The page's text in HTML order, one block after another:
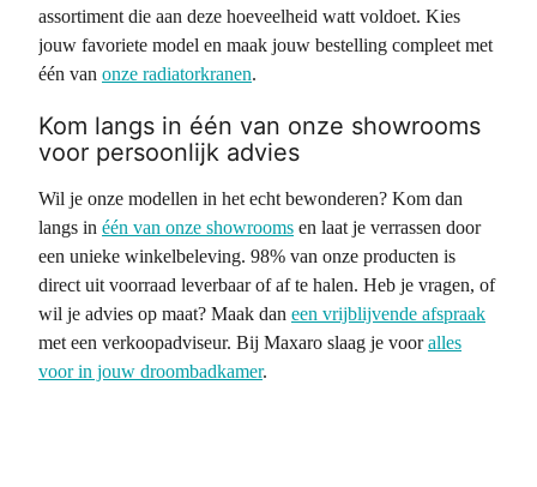
assortiment die aan deze hoeveelheid watt voldoet. Kies
jouw favoriete model en maak jouw bestelling compleet met
één van onze radiatorkranen.
Kom langs in één van onze showrooms
voor persoonlijk advies
Wil je onze modellen in het echt bewonderen? Kom dan
langs in één van onze showrooms en laat je verrassen door
een unieke winkelbeleving. 98% van onze producten is
direct uit voorraad leverbaar of af te halen. Heb je vragen, of
wil je advies op maat? Maak dan een vrijblijvende afspraak
met een verkoopadviseur. Bij Maxaro slaag je vooralles
voor in jouw droombadkamer.